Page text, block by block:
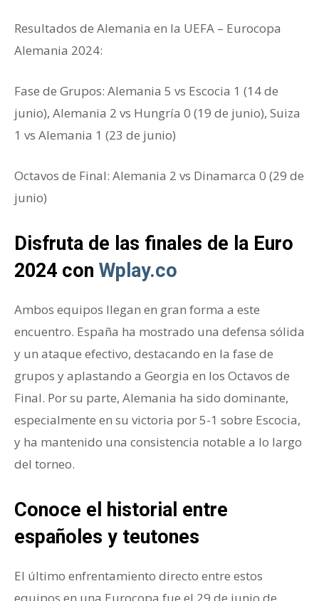
Resultados de Alemania en la UEFA – Eurocopa
Alemania 2024:
Fase de Grupos: Alemania 5 vs Escocia 1 (14 de
junio), Alemania 2 vs Hungría 0 (19 de junio), Suiza
1 vs Alemania 1 (23 de junio)
Octavos de Final: Alemania 2 vs Dinamarca 0 (29 de
junio)
Disfruta de las finales de la Euro
2024 con Wplay.co
Ambos equipos llegan en gran forma a este
encuentro. España ha mostrado una defensa sólida
y un ataque efectivo, destacando en la fase de
grupos y aplastando a Georgia en los Octavos de
Final. Por su parte, Alemania ha sido dominante,
especialmente en su victoria por 5-1 sobre Escocia,
y ha mantenido una consistencia notable a lo largo
del torneo.
Conoce el historial entre
españoles y teutones
El último enfrentamiento directo entre estos